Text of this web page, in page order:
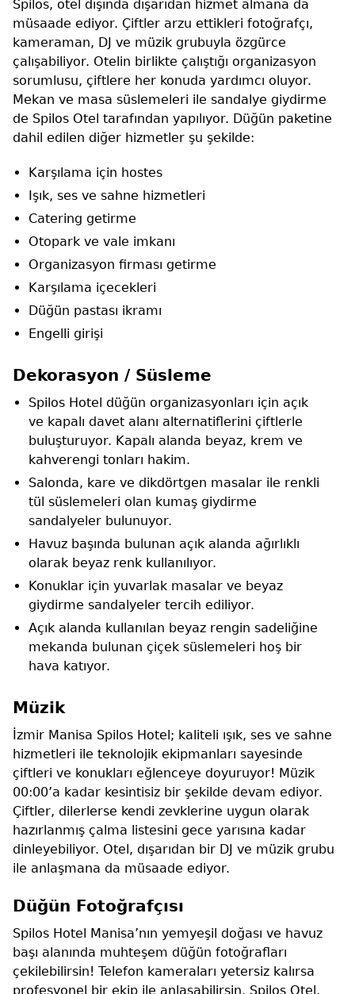
Spilos, otel dışında dışarıdan hizmet almana da
müsaade ediyor. Çiftler arzu ettikleri fotoğrafçı,
kameraman, DJ ve müzik grubuyla özgürce
çalışabiliyor. Otelin birlikte çalıştığı organizasyon
sorumlusu, çiftlere her konuda yardımcı oluyor.
Mekan ve masa süslemeleri ile sandalye giydirme
de Spilos Otel tarafından yapılıyor. Düğün paketine
dahil edilen diğer hizmetler şu şekilde:
Karşılama için hostes
Işık, ses ve sahne hizmetleri
Catering getirme
Otopark ve vale imkanı
Organizasyon firması getirme
Karşılama içecekleri
Düğün pastası ikramı
Engelli girişi
Dekorasyon / Süsleme
Spilos Hotel düğün organizasyonları için açık
ve kapalı davet alanı alternatiflerini çiftlerle
buluşturuyor. Kapalı alanda beyaz, krem ve
kahverengi tonları hakim.
Salonda, kare ve dikdörtgen masalar ile renkli
tül süslemeleri olan kumaş giydirme
sandalyeler bulunuyor.
Havuz başında bulunan açık alanda ağırlıklı
olarak beyaz renk kullanılıyor.
Konuklar için yuvarlak masalar ve beyaz
giydirme sandalyeler tercih ediliyor.
Açık alanda kullanılan beyaz rengin sadeliğine
mekanda bulunan çiçek süslemeleri hoş bir
hava katıyor.
Müzik
İzmir Manisa Spilos Hotel; kaliteli ışık, ses ve sahne
hizmetleri ile teknolojik ekipmanları sayesinde
çiftleri ve konukları eğlenceye doyuruyor! Müzik
00:00’a kadar kesintisiz bir şekilde devam ediyor.
Çiftler, dilerlerse kendi zevklerine uygun olarak
hazırlanmış çalma listesini gece yarısına kadar
dinleyebiliyor. Otel, dışarıdan bir DJ ve müzik grubu
ile anlaşmana da müsaade ediyor.
Düğün Fotoğrafçısı
Spilos Hotel Manisa’nın yemyeşil doğası ve havuz
başı alanında muhteşem düğün fotoğrafları
çekilebilirsin! Telefon kameraları yetersiz kalırsa
profesyonel bir ekip ile anlaşabilirsin. Spilos Otel,